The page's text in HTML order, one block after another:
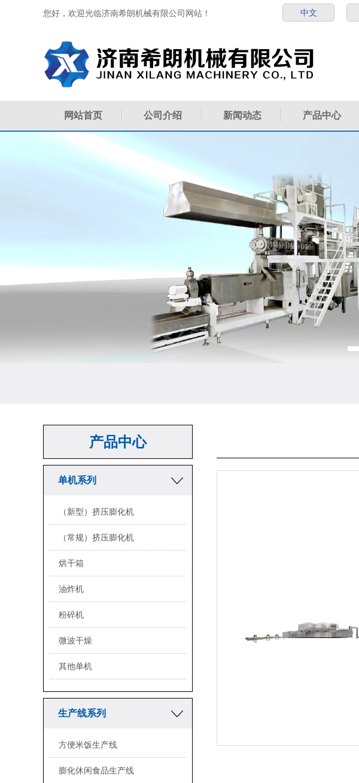
您好，欢迎光临济南希朗机械有限公司网站！ 中文
网站首页 公司介绍 新闻动态 产品中心
产品中心
单机系列
（新型）挤压膨化机
（常规）挤压膨化机
烘干箱
油炸机
粉碎机
微波干燥
其他单机
生产线系列
方便米饭生产线
膨化休闲食品生产线